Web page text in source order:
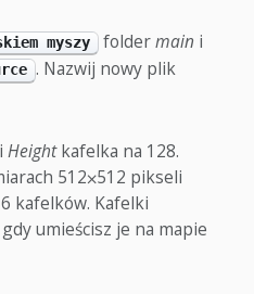
myszy foldermain i
. Nazwij nowy plik
i Heightkafelka na 128.
512⨉512 pikseli
kafelków. Kafelki
umieścisz je na mapie